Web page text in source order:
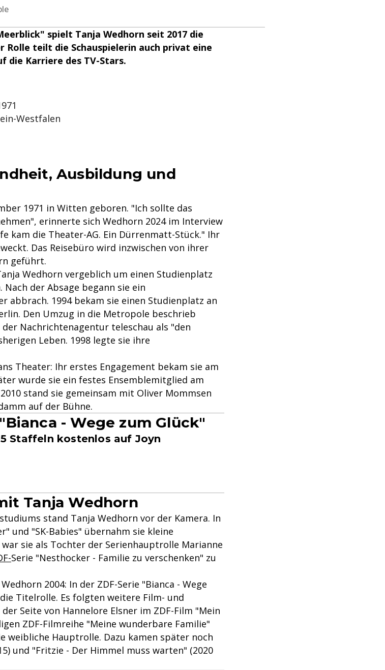
spielt Tanja Wedhorn seit 2017 die
teilt die Schauspielerin auch privat eine
die Karriere des TV-Stars.
Westfalen
Ausbildung und
1971 in Witten geboren. "Ich sollte das
erinnerte sich Wedhorn 2024 im Interview
kam die Theater-AG. Ein Dürrenmatt-Stück." Ihr
Das Reisebüro wird inzwischen von ihrer
geführt.
Wedhorn vergeblich um einen Studienplatz
Nach der Absage begann sie ein
abbrach. 1994 bekam sie einen Studienplatz an
Den Umzug in die Metropole beschrieb
Nachrichtenagentur teleschau als "den
Leben. 1998 legte sie ihre
Theater: Ihr erstes Engagement bekam sie am
wurde sie ein festes Ensemblemitglied am
stand sie gemeinsam mit Oliver Mommsen
auf der Bühne.
- Wege zum Glück"
Staffeln kostenlos auf Joyn
Tanja Wedhorn
stand Tanja Wedhorn vor der Kamera. In
und "SK-Babies" übernahm sie kleine
war sie als Tochter der Serienhauptrolle Marianne
Serie "Nesthocker - Familie zu verschenken" zu
2004: In der ZDF-Serie "Bianca - Wege
Titelrolle. Es folgten weitere Film- und
Seite von Hannelore Elsner im ZDF-Film "Mein
ZDF-Filmreihe "Meine wunderbare Familie"
weibliche Hauptrolle. Dazu kamen später noch
und "Fritzie - Der Himmel muss warten" (2020